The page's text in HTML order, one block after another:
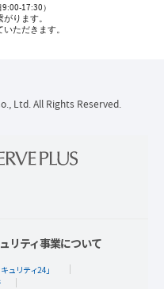
9:00-17:30）
ります。
ただきます。
Ltd. All Rights Reserved.
リティ事業について
ュリティ24」